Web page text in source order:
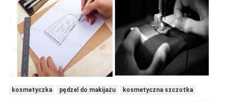
kosmetyczka pędzel do makijażu kosmetyczna szczotka